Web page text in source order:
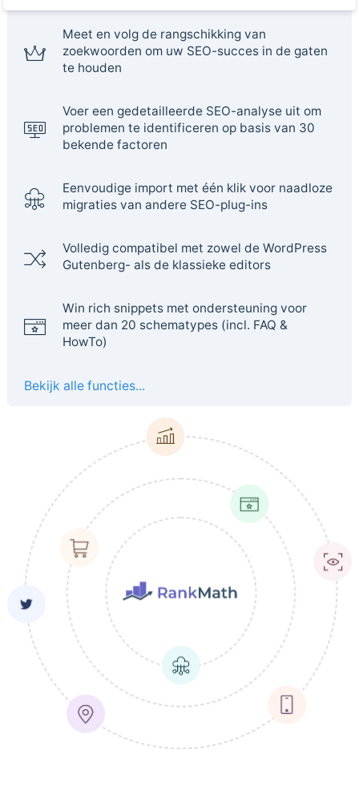
Meet en volg de rangschikking van
zoekwoorden om uw SEO-succes in de gaten
te houden
Voer een gedetailleerde SEO-analyse uit om
problemen te identificeren op basis van 30
bekende factoren
Eenvoudige import met één klik voor naadloze
migraties van andere SEO-plug-ins
Volledig compatibel met zowel de WordPress
Gutenberg- als de klassieke editors
Win rich snippets met ondersteuning voor
meer dan 20 schematypes (incl. FAQ &
HowTo)
Bekijk alle functies...